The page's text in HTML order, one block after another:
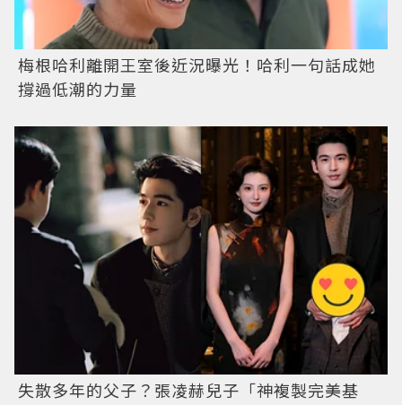
梅根哈利離開王室後近況曝光！哈利一句話成她
撐過低潮的力量
失散多年的父子？張凌赫兒子「神複製完美基